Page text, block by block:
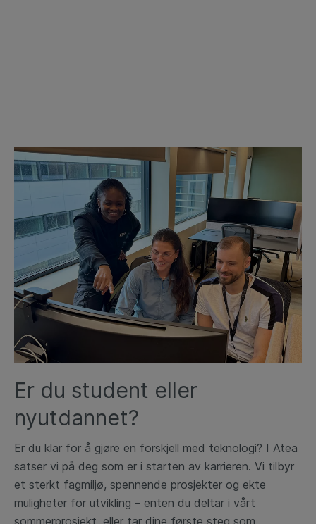
Er du student eller
nyutdannet?
Er du klar for å gjøre en forskjell med teknologi? I Atea
satser vi på deg som er i starten av karrieren. Vi tilbyr
et sterkt fagmiljø, spennende prosjekter og ekte
muligheter for utvikling – enten du deltar i vårt